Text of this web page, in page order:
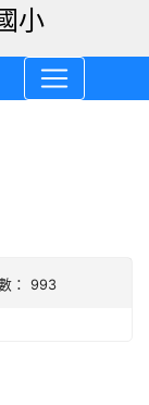
： 993